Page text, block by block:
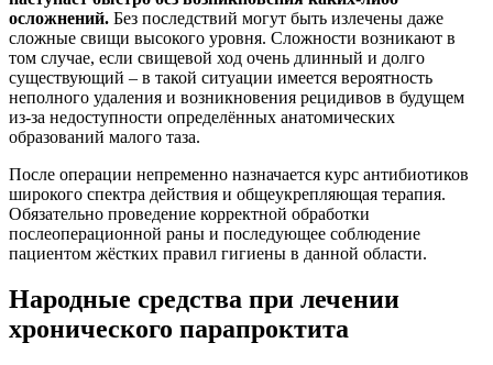
осложнений. Без последствий могут быть излечены даже
сложные свищи высокого уровня. Сложности возникают в
том случае, если свищевой ход очень длинный и долго
существующий – в такой ситуации имеется вероятность
неполного удаления и возникновения рецидивов в будущем
из-за недоступности определённых анатомических
образований малого таза.
После операции непременно назначается курс антибиотиков
широкого спектра действия и общеукрепляющая терапия.
Обязательно проведение корректной обработки
послеоперационной раны и последующее соблюдение
пациентом жёстких правил гигиены в данной области.
Народные средства при лечении
хронического парапроктита